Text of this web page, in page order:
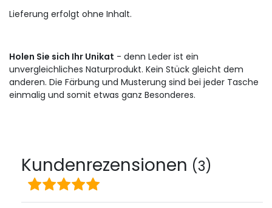
Lieferung erfolgt ohne Inhalt.
Holen Sie sich Ihr Unikat - denn Leder ist ein
unvergleichliches Naturprodukt. Kein Stück gleicht dem
anderen. Die Färbung und Musterung sind bei jeder Tasche
einmalig und somit etwas ganz Besonderes.
Kundenrezensionen (3)